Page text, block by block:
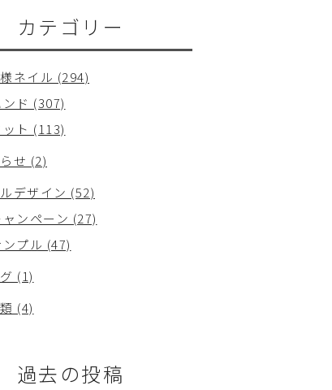
カテゴリー
ネイル (294)
ンド (307)
ット (113)
せ (2)
デザイン (52)
ャンペーン (27)
ンプル (47)
(1)
(4)
過去の投稿